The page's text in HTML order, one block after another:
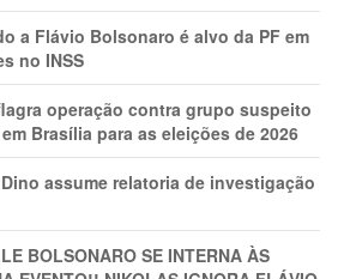
a Flávio Bolsonaro é alvo da PF em
no INSS
operação contra grupo suspeito
Brasília para as eleições de 2026
assume relatoria de investigação
BOLSONARO SE INTERNA ÀS